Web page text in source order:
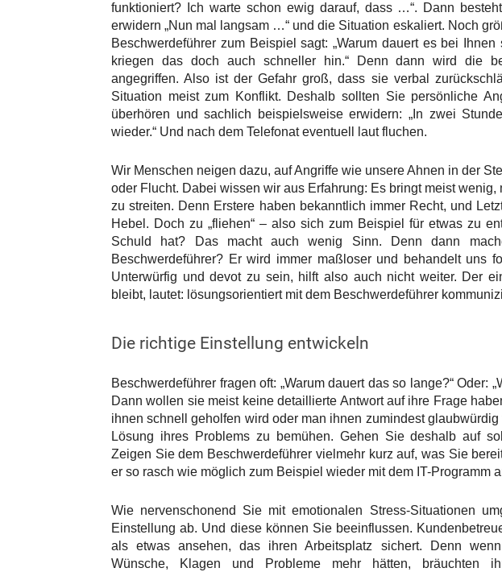
funktioniert? Ich warte schon ewig darauf, dass …“. Dann
erwidern „Nun mal langsam …“ und die Situation eskaliert. Noch
Beschwerdeführer zum Beispiel sagt: „Warum dauert es bei
kriegen das doch auch schneller hin.“ Denn dann wird die
angegriffen. Also ist der Gefahr groß, dass sie verbal
Situation meist zum Konflikt. Deshalb sollten Sie persönliche
überhören und sachlich beispielsweise erwidern: „In zwei
wieder.“ Und nach dem Telefonat eventuell laut fluchen.
Wir Menschen neigen dazu, auf Angriffe wie unsere Ahnen in der
oder Flucht. Dabei wissen wir aus Erfahrung: Es bringt meist wenig,
zu streiten. Denn Erstere haben bekanntlich immer Recht, und
Hebel. Doch zu „fliehen“ – also sich zum Beispiel für etwas zu
Schuld hat? Das macht auch wenig Sinn. Denn dann
Beschwerdeführer? Er wird immer maßloser und behandelt uns
Unterwürfig und devot zu sein, hilft also auch nicht weiter. Der
bleibt, lautet: lösungsorientiert mit dem Beschwerdeführer
Die richtige Einstellung entwickeln
Beschwerdeführer fragen oft: „Warum dauert das so lange?“ Oder:
Dann wollen sie meist keine detaillierte Antwort auf ihre Frage
ihnen schnell geholfen wird oder man ihnen zumindest
Lösung ihres Problems zu bemühen. Gehen Sie deshalb auf
Zeigen Sie dem Beschwerdeführer vielmehr kurz auf, was Sie
er so rasch wie möglich zum Beispiel wieder mit dem IT-Programm
Wie nervenschonend Sie mit emotionalen Stress-Situationen
Einstellung ab. Und diese können Sie beeinflussen.
als etwas ansehen, das ihren Arbeitsplatz sichert. Denn
Wünsche, Klagen und Probleme mehr hätten, bräuchten